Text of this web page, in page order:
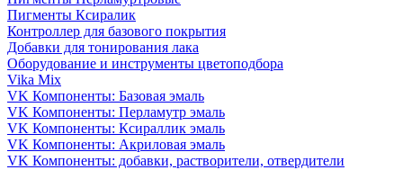
Пигменты Ксиралик
Контроллер для базового покрытия
Добавки для тонирования лака
Оборудование и инструменты цветоподбора
Vika Mix
VK Компоненты: Базовая эмаль
VK Компоненты: Перламутр эмаль
VK Компоненты: Ксираллик эмаль
VK Компоненты: Акриловая эмаль
VK Компоненты: добавки, растворители, отвердители